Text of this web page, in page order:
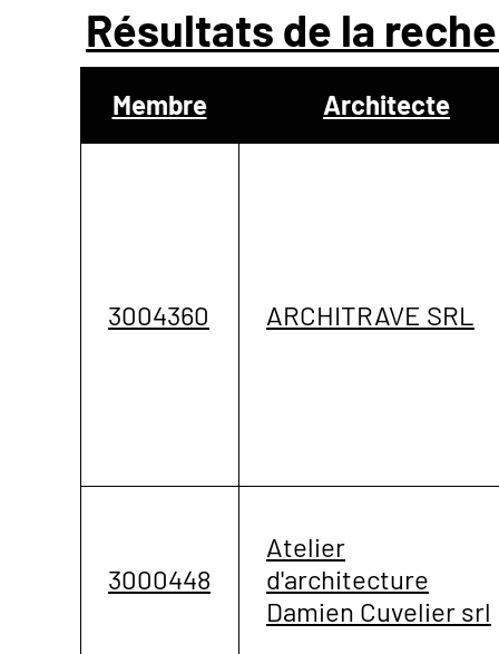
Résultats de la
Membre Architecte
3004360 ARCHITRAVE SRL
3000448
Atelier
d'architecture
Damien Cuvelier srl